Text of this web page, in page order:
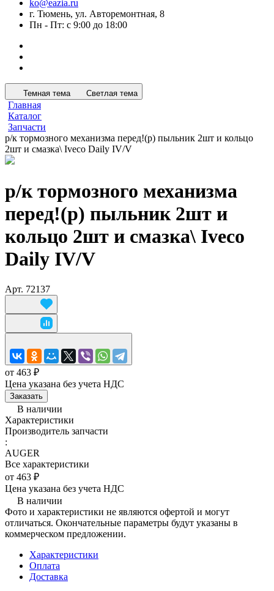
ko@eazia.ru
г. Тюмень, ул. Авторемонтная, 8
Пн - Пт: с 9:00 до 18:00
Темная тема Светлая тема
Главная
Каталог
Запчасти
р/к тормозного механизма перед!(р) пыльник 2шт и кольцо
2шт и смазка\ Iveco Daily IV/V
р/к тормозного механизма
перед!(р) пыльник 2шт и
кольцо 2шт и смазка\ Iveco
Daily IV/V
Арт. 72137
от 463 ₽
Цена указана без учета НДС
Заказать
В наличии
Характеристики
Производитель запчасти
:
AUGER
Все характеристики
от 463 ₽
Цена указана без учета НДС
В наличии
Фото и характеристики не являются офертой и могут
отличаться. Окончательные параметры будут указаны в
коммерческом предложении.
Характеристики
Оплата
Доставка